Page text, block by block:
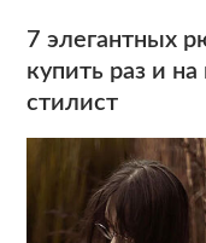
7 элегантных
купить раз и
стилист